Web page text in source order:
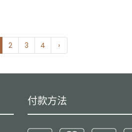
2 3 4 ›
付款方法